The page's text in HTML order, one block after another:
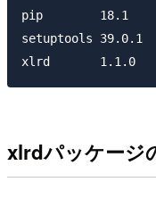
pip        18.1
setuptools 39.0.1
xlrdパッケージ